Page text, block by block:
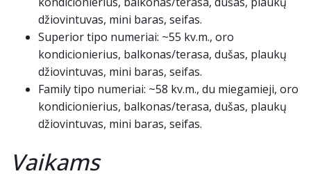
džiovintuvas, mini baras, seifas.
Superior tipo numeriai: ~55 kv.m., oro
kondicionierius, balkonas/terasa, dušas, plaukų
džiovintuvas, mini baras, seifas.
Family tipo numeriai: ~58 kv.m., du miegamieji, oro
kondicionierius, balkonas/terasa, dušas, plaukų
džiovintuvas, mini baras, seifas.
Vaikams